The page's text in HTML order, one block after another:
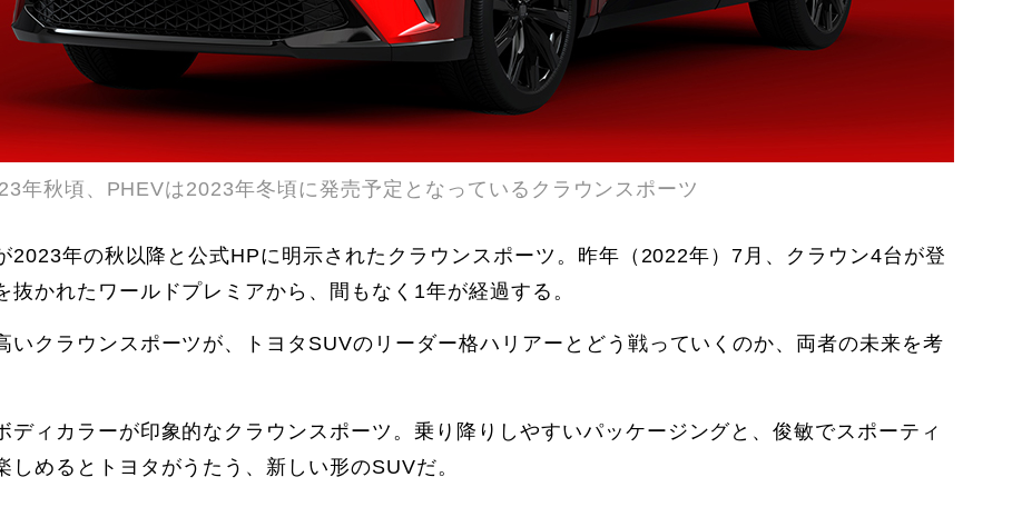
年秋頃、PHEVは2023年冬頃に発売予定となっているクラウンスポーツ
2023年の秋以降と公式HPに明示されたクラウンスポーツ。昨年（2022年）7月、クラウン4台が登
抜かれたワールドプレミアから、間もなく1年が経過する。
いクラウンスポーツが、トヨタSUVのリーダー格ハリアーとどう戦っていくのか、両者の未来を考
ディカラーが印象的なクラウンスポーツ。乗り降りしやすいパッケージングと、俊敏でスポーティ
しめるとトヨタがうたう、新しい形のSUVだ。